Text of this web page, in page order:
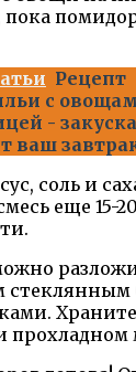
пока
Рецепт
с
-
ваш
соль и
еще 15-
стеклянным
прохладном